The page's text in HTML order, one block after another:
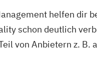
helfen dir
schon deutlich
von Anbietern z. B.